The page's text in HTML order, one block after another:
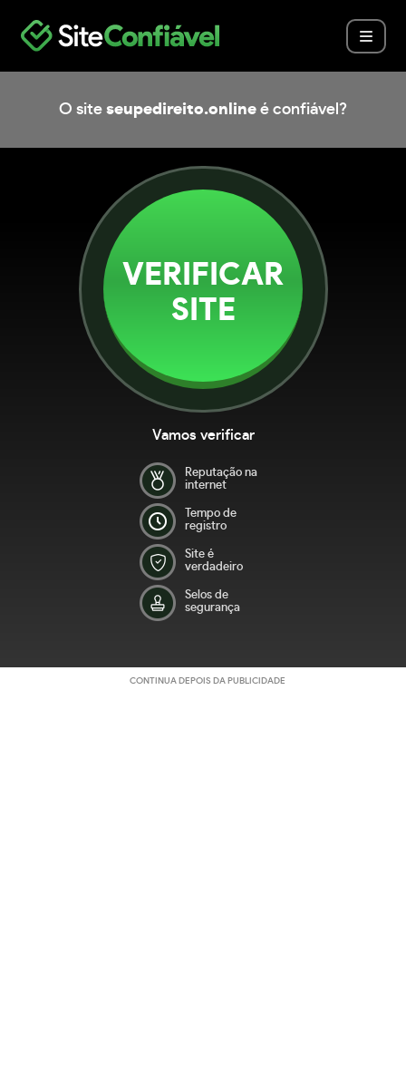
O site seupedireito.online é confiável?
VERIFICAR
SITE
Vamos verificar
Reputação na
internet
Tempo de
registro
Site é
verdadeiro
Selos de
segurança
CONTINUA DEPOIS DA PUBLICIDADE